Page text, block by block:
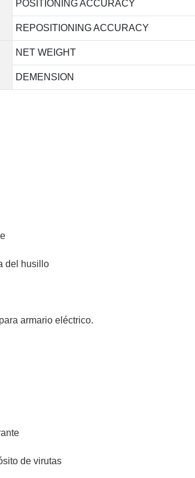
POSITIONING ACCURACY
REPOSITIONING ACCURACY
NET WEIGHT
DEMENSION
del husillo
armario eléctrico.
de virutas